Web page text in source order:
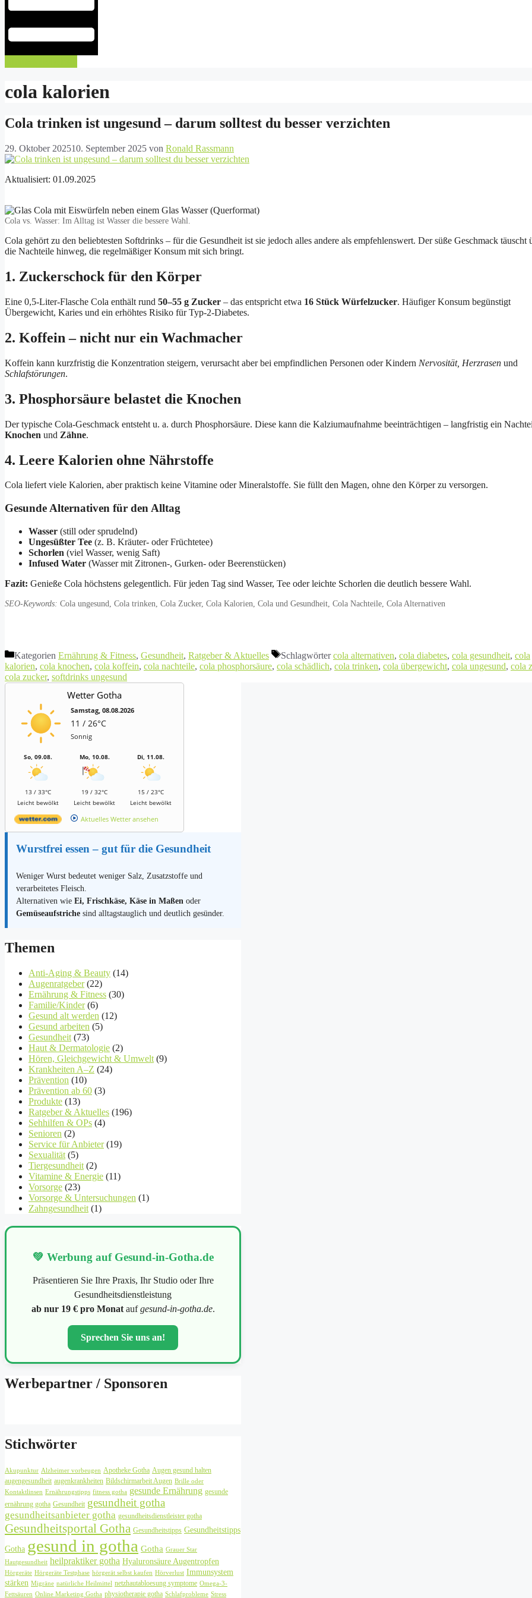
cola kalorien
Cola trinken ist ungesund – darum solltest du besser verzichten
29. Oktober 202510. September 2025 von Ronald Rassmann
Aktualisiert: 01.09.2025
Cola vs. Wasser: Im Alltag ist Wasser die bessere Wahl.
Cola gehört zu den beliebtesten Softdrinks – für die Gesundheit ist sie jedoch alles andere als empfehlenswert. Der süße Geschmack täuscht
die Nachteile hinweg, die regelmäßiger Konsum mit sich bringt.
1. Zuckerschock für den Körper
Eine 0,5-Liter-Flasche Cola enthält rund 50–55 g Zucker – das entspricht etwa 16 Stück Würfelzucker. Häufiger Konsum begünstigt
Übergewicht, Karies und ein erhöhtes Risiko für Typ-2-Diabetes.
2. Koffein – nicht nur ein Wachmacher
Koffein kann kurzfristig die Konzentration steigern, verursacht aber bei empfindlichen Personen oder Kindern Nervosität, Herzrasen und
Schlafstörungen.
3. Phosphorsäure belastet die Knochen
Der typische Cola-Geschmack entsteht u. a. durch Phosphorsäure. Diese kann die Kalziumaufnahme beeinträchtigen – langfristig ein
Knochen und Zähne.
4. Leere Kalorien ohne Nährstoffe
Cola liefert viele Kalorien, aber praktisch keine Vitamine oder Mineralstoffe. Sie füllt den Magen, ohne den Körper zu versorgen.
Gesunde Alternativen für den Alltag
Wasser (still oder sprudelnd)
Ungesüßter Tee (z. B. Kräuter- oder Früchtetee)
Schorlen (viel Wasser, wenig Saft)
Infused Water (Wasser mit Zitronen-, Gurken- oder Beerenstücken)
Fazit: Genieße Cola höchstens gelegentlich. Für jeden Tag sind Wasser, Tee oder leichte Schorlen die deutlich bessere Wahl.
SEO-Keywords: Cola ungesund, Cola trinken, Cola Zucker, Cola Kalorien, Cola und Gesundheit, Cola Nachteile, Cola Alternativen
Kategorien Ernährung & Fitness, Gesundheit, Ratgeber & Aktuelles Schlagwörtercola alternativen, cola diabetes, cola gesundheit, cola
kalorien, cola knochen, cola koffein, cola nachteile, cola phosphorsäure, cola schädlich, cola trinken, cola übergewicht, cola ungesund, cola
cola zucker, softdrinks ungesund
Wetter Gotha
Samstag, 08.08.2026
11 / 26°C
Sonnig
So, 09.08.
13 / 33°C
Leicht bewölkt
Mo, 10.08.
19 / 32°C
Leicht bewölkt
Di, 11.08.
15 / 23°C
Leicht bewölkt
Aktuelles Wetter ansehen
Wurstfrei essen – gut für die Gesundheit
Weniger Wurst bedeutet weniger Salz, Zusatzstoffe und
verarbeitetes Fleisch.
Alternativen wie Ei, Frischkäse, Käse in Maßen oder
Gemüseaufstriche sind alltagstauglich und deutlich gesünder.
Themen
Anti-Aging & Beauty (14)
Augenratgeber(22)
Ernährung & Fitness (30)
Familie/Kinder(6)
Gesund alt werden (12)
Gesund arbeiten (5)
Gesundheit (73)
Haut & Dermatologie (2)
Hören, Gleichgewicht & Umwelt (9)
Krankheiten A–Z (24)
Prävention (10)
Prävention ab 60 (3)
Produkte (13)
Ratgeber & Aktuelles (196)
Sehhilfen & OPs (4)
Senioren (2)
Service für Anbieter(19)
Sexualität (5)
Tiergesundheit (2)
Vitamine & Energie (11)
Vorsorge (23)
Vorsorge & Untersuchungen (1)
Zahngesundheit (1)
💚 Werbung auf Gesund-in-Gotha.de
Präsentieren Sie Ihre Praxis, Ihr Studio oder Ihre
Gesundheitsdienstleistung
ab nur 19 € pro Monataufgesund-in-gotha.de.
Sprechen Sie uns an!
Werbepartner / Sponsoren
Stichwörter
Akupunktur Alzheimer vorbeugen Apotheke Gotha Augen gesund halten
augengesundheit augenkrankheiten Bildschirmarbeit Augen Brille oder
Kontaktlinsen Ernährungstipps fitness gotha gesunde Ernährung gesunde
ernährung gotha Gesundheit gesundheit gotha
gesundheitsanbieter gotha gesundheitsdienstleister gotha
Gesundheitsportal Gotha Gesundheitstipps Gesundheitstipps
Gotha gesund in gotha Gotha Grauer Star
Hautgesundheit heilpraktiker gotha Hyaluronsäure Augentropfen
Hörgeräte Hörgeräte Testphase hörgerät selbst kaufen Hörverlust Immunsystem
stärken Migräne natürliche Heilmittel netzhautabloesung symptome Omega-3-
Fettsäuren Online Marketing Gotha physiotherapie gotha Schlafprobleme Stress